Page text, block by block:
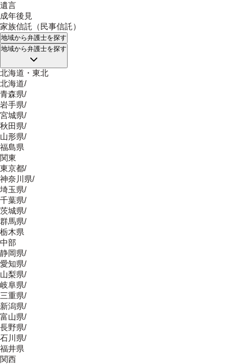
遺言
成年後見
家族信託（民事信託）
地域から弁護士を探す
地域から弁護士を探す
北海道・東北
北海道/
青森県/
岩手県/
宮城県/
秋田県/
山形県/
福島県
関東
東京都/
神奈川県/
埼玉県/
千葉県/
茨城県/
群馬県/
栃木県
中部
静岡県/
愛知県/
山梨県/
岐阜県/
三重県/
新潟県/
富山県/
長野県/
石川県/
福井県
関西